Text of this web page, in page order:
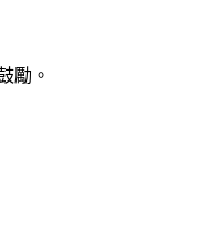
勵。